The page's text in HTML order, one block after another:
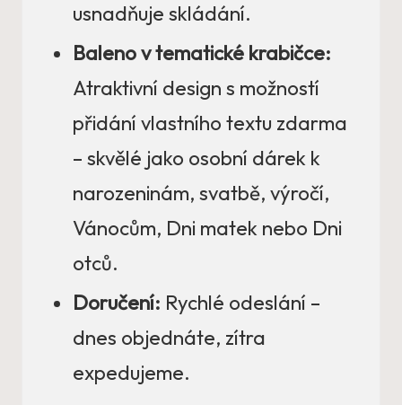
usnadňuje skládání.
Baleno v tematické krabičce:
Atraktivní design s možností
přidání vlastního textu zdarma
– skvělé jako osobní dárek k
narozeninám, svatbě, výročí,
Vánocům, Dni matek nebo Dni
otců.
Doručení: Rychlé odeslání –
dnes objednáte, zítra
expedujeme.